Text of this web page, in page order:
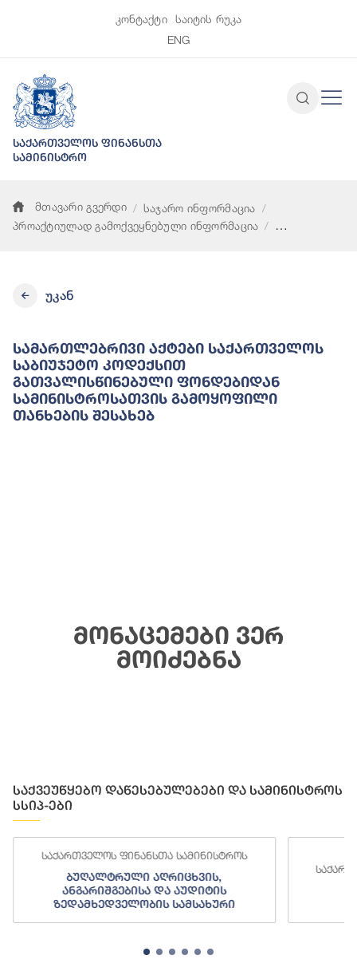
კონტაქტი
საიტის რუკა
ENG
საქართველოს ფინანსთა
სამინისტრო
მთავარი გვერდი
საჯარო ინფორმაცია
პროაქტიულად გამოქვეყნებული ინფორმაცია
უკან
Სამართლებრივი Აქტები Საქართველოს
Საბიუჯეტო Კოდექსით
Გათვალისწინებული Ფონდებიდან
Სამინისტროსათვის Გამოყოფილი
Თანხების Შესახებ
მონაცემები ვერ
მოიძებნა
საქვეუწყებო დაწესებულებები და სამინისტროს
სსიპ-ები
საქართველოს ფინანსთა სამინისტროს
ბუღალტრული აღრიცხვის,
ანგარიშგებისა და აუდიტის
ზედამხედველობის სამსახური